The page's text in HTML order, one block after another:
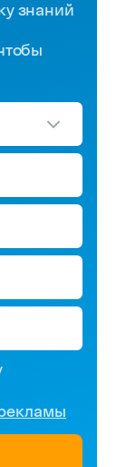
знаний